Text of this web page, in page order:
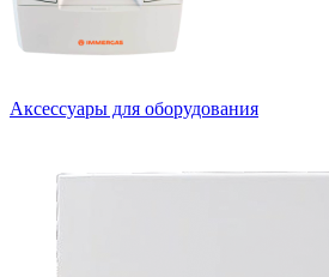
Аксессуары для оборудования